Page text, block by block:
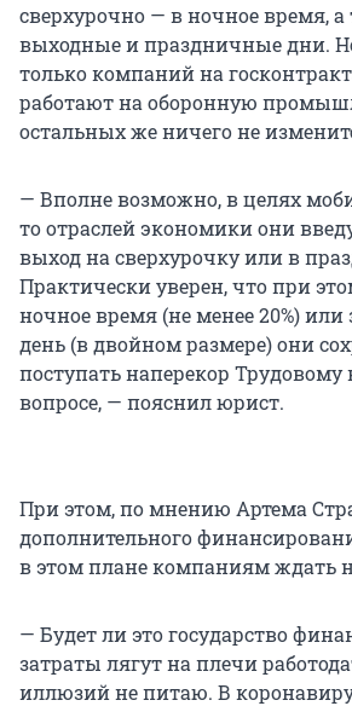
сверхурочно — в ночное время, а
выходные и праздничные дни.
только компаний на
работают на оборонную
остальных же ничего не
— Вполне возможно, в целях
то отраслей экономики они
выход на сверхурочку или в
Практически уверен, что при
ночное время (не менее 20%)
день (в двойном размере) они
поступать наперекор Трудовому
вопросе, — пояснил юрист.
При этом, по мнению Артема
дополнительного
в этом плане компаниям ждать
— Будет ли это государство
затраты лягут на плечи
иллюзий не питаю. В